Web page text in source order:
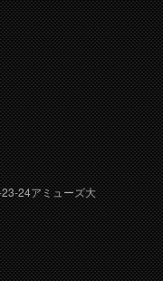
24アミューズ大